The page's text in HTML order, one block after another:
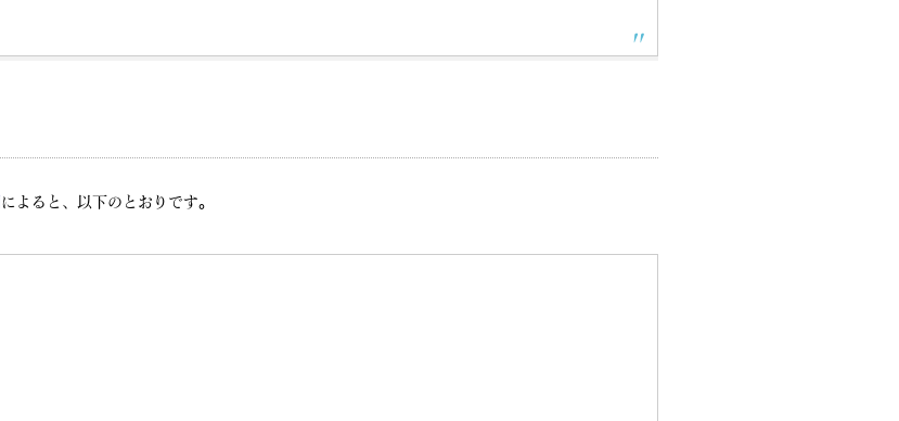
によると、以下のとおりです。